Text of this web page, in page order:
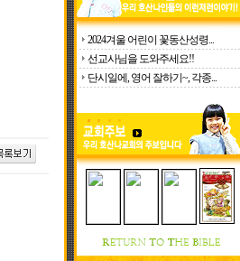
2024겨울 어린이 꽃동산성령...
선교사님을 도와주세요!!
단시일에, 영어 잘하기~, 각종...